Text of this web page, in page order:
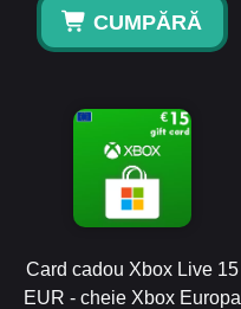
CUMPĂRĂ
Card cadou Xbox Live 15
EUR - cheie Xbox Europa